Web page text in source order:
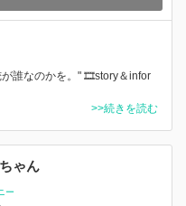
誰なのかを。" 🎞️story＆infor
>>続きを読む
ゃん
ー